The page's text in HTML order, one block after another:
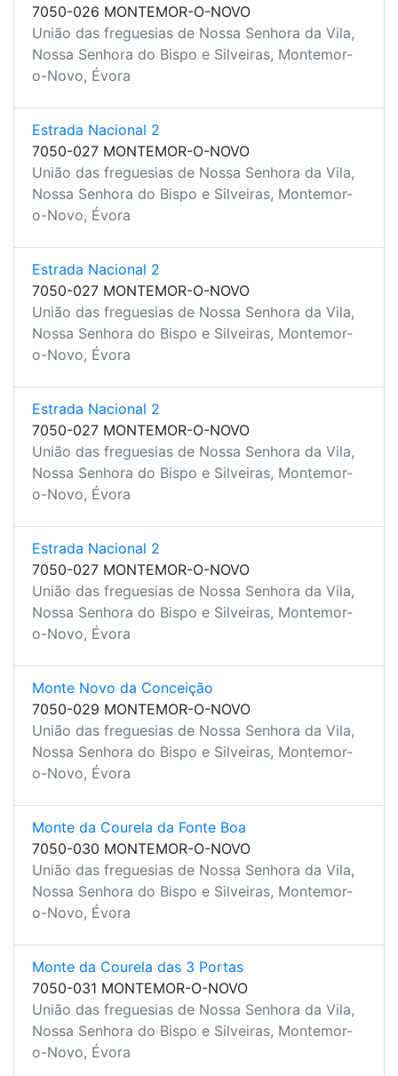
7050-026 MONTEMOR-O-NOVO
União das freguesias de Nossa Senhora da Vila,
Nossa Senhora do Bispo e Silveiras, Montemor-
o-Novo, Évora
Estrada Nacional 2
7050-027 MONTEMOR-O-NOVO
União das freguesias de Nossa Senhora da Vila,
Nossa Senhora do Bispo e Silveiras, Montemor-
o-Novo, Évora
Estrada Nacional 2
7050-027 MONTEMOR-O-NOVO
União das freguesias de Nossa Senhora da Vila,
Nossa Senhora do Bispo e Silveiras, Montemor-
o-Novo, Évora
Estrada Nacional 2
7050-027 MONTEMOR-O-NOVO
União das freguesias de Nossa Senhora da Vila,
Nossa Senhora do Bispo e Silveiras, Montemor-
o-Novo, Évora
Estrada Nacional 2
7050-027 MONTEMOR-O-NOVO
União das freguesias de Nossa Senhora da Vila,
Nossa Senhora do Bispo e Silveiras, Montemor-
o-Novo, Évora
Monte Novo da Conceição
7050-029 MONTEMOR-O-NOVO
União das freguesias de Nossa Senhora da Vila,
Nossa Senhora do Bispo e Silveiras, Montemor-
o-Novo, Évora
Monte da Courela da Fonte Boa
7050-030 MONTEMOR-O-NOVO
União das freguesias de Nossa Senhora da Vila,
Nossa Senhora do Bispo e Silveiras, Montemor-
o-Novo, Évora
Monte da Courela das 3 Portas
7050-031 MONTEMOR-O-NOVO
União das freguesias de Nossa Senhora da Vila,
Nossa Senhora do Bispo e Silveiras, Montemor-
o-Novo, Évora